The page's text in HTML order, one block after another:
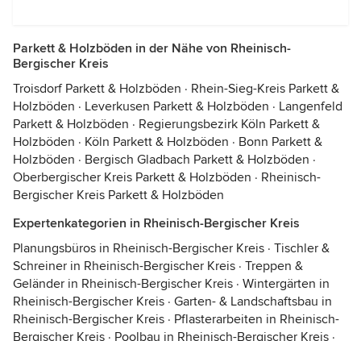
Parkett & Holzböden in der Nähe von Rheinisch-
Bergischer Kreis
Troisdorf Parkett & Holzböden · Rhein-Sieg-Kreis Parkett &
Holzböden · Leverkusen Parkett & Holzböden · Langenfeld
Parkett & Holzböden · Regierungsbezirk Köln Parkett &
Holzböden · Köln Parkett & Holzböden · Bonn Parkett &
Holzböden · Bergisch Gladbach Parkett & Holzböden ·
Oberbergischer Kreis Parkett & Holzböden · Rheinisch-
Bergischer Kreis Parkett & Holzböden
Expertenkategorien in Rheinisch-Bergischer Kreis
Planungsbüros in Rheinisch-Bergischer Kreis · Tischler &
Schreiner in Rheinisch-Bergischer Kreis · Treppen &
Geländer in Rheinisch-Bergischer Kreis · Wintergärten in
Rheinisch-Bergischer Kreis · Garten- & Landschaftsbau in
Rheinisch-Bergischer Kreis · Pflasterarbeiten in Rheinisch-
Bergischer Kreis · Poolbau in Rheinisch-Bergischer Kreis ·